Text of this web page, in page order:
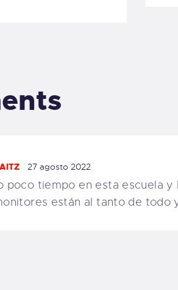
27 agosto 2022
poco tiempo en esta escuela
están al tanto de todo